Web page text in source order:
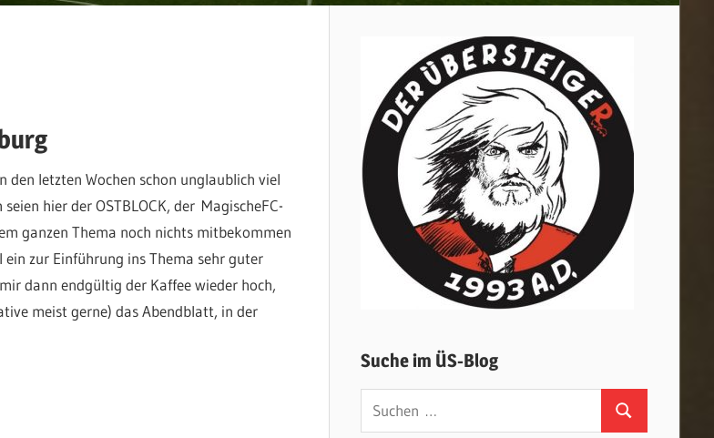
den letzten Wochen schon unglaublich viel
hier der OSTBLOCK, der MagischeFC-
ganzen Thema noch nichts mitbekommen
zur Einführung ins Thema sehr guter
dann endgültig der Kaffee wieder hoch,
meist gerne) das Abendblatt, in der
Suche im ÜS-Blog
Suchen
nach:
Suchen